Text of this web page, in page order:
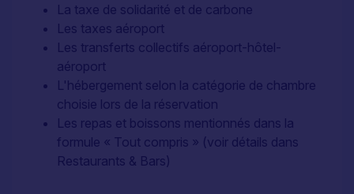
La taxe de solidarité et de carbone
Les taxes aéroport
Les transferts collectifs aéroport-hôtel-
aéroport
L'hébergement selon la catégorie de chambre
choisie lors de la réservation
Les repas et boissons mentionnés dans la
formule « Tout compris » (voir détails dans
Restaurants & Bars)